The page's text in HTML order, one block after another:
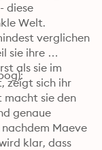
diese
Welt.
verglichen
sie ihre
als sie im
zeigt sich ihr
macht sie den
genaue
Maeve
klar, dass